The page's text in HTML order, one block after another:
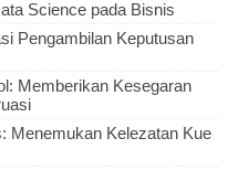
Science pada Bisnis
Pengambilan Keputusan
Memberikan Kesegaran
Menemukan Kelezatan Kue